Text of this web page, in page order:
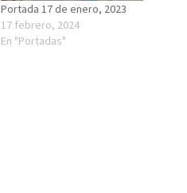
Portada 17 de enero, 2023
17 febrero, 2024
En "Portadas"